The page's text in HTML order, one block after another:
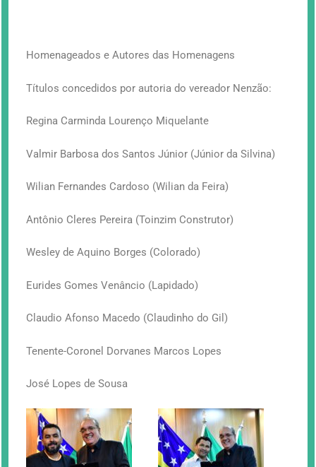
Homenageados e Autores das Homenagens
Títulos concedidos por autoria do vereador Nenzão:
Regina Carminda Lourenço Miquelante
Valmir Barbosa dos Santos Júnior (Júnior da Silvina)
Wilian Fernandes Cardoso (Wilian da Feira)
Antônio Cleres Pereira (Toinzim Construtor)
Wesley de Aquino Borges (Colorado)
Eurides Gomes Venâncio (Lapidado)
Claudio Afonso Macedo (Claudinho do Gil)
Tenente-Coronel Dorvanes Marcos Lopes
José Lopes de Sousa